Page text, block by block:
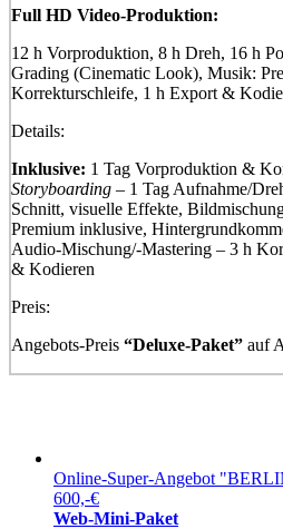
Full HD Video-Produktion:
12 h Vorproduktion, 8 h Dreh, 16 h
Grading (Cinematic Look), Musik:
Korrekturschleife, 1 h Export &
Details:
Inklusive: 1 Tag Vorproduktion &
Storyboarding – 1 Tag Aufnahme/
Schnitt, visuelle Effekte,
Premium inklusive,
Audio-Mischung/-Mastering – 3 h
& Kodieren
Preis:
Angebots-Preis “Deluxe-Paket” auf
Online-Super-Angebot
600,-€
Web-Mini-Paket